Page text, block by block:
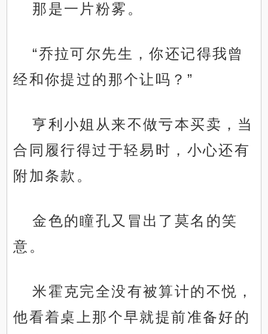
那是一片粉雾。
“乔拉可尔先生，你还记得我曾
经和你提过的那个让吗？”
亨利小姐从来不做亏本买卖，当
合同履行得过于轻易时，小心还有
附加条款。
金色的瞳孔又冒出了莫名的笑
意。
米霍克完全没有被算计的不悦，
他看着桌上那个早就提前准备好的